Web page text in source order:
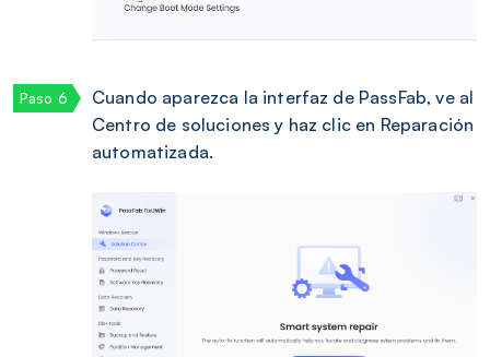
Cuando aparezca la interfaz de PassFab, ve al
Centro de soluciones y haz clic en Reparación
automatizada.